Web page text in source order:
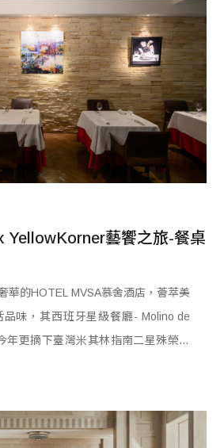
遇見的設計，一定也充滿各種故事與
以「東區，直直走」為題，帶領大家來
臺灣的忠孝東路。網羅平面設計、
計、劇場設計等六組跨領域設計師，
越各個時空節點，以各異其趣的街頭
與當代思潮，打造似曾相識卻又與眾
你走過的忠孝東路有幾遍，都請和我
YellowKorner藝饗之旅-餐桌
華的HOTEL MVSA慕舍酒店，薈萃美
味，其西班牙星級餐廳- Molino de
年更摘下臺灣米其林指南二星殊榮，
推出「藝饗之旅」攝影藝術展覽，以
影藝術的多元風貌，呼應酒店以繆思